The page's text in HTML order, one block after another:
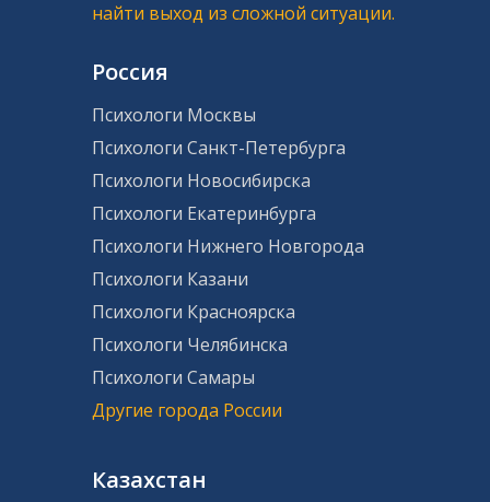
найти выход из сложной ситуации.
Россия
Психологи Москвы
Психологи Санкт-Петербурга
Психологи Новосибирска
Психологи Екатеринбурга
Психологи Нижнего Новгорода
Психологи Казани
Психологи Красноярска
Психологи Челябинска
Психологи Самары
Другие города России
Казахстан